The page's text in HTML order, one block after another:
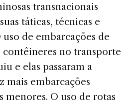
transnacionais
táticas, técnicas e
de embarcações de
contêineres no transporte
e elas passaram a
mais embarcações
menores. O uso de rotas